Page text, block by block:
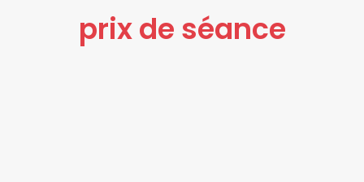
prix de séance